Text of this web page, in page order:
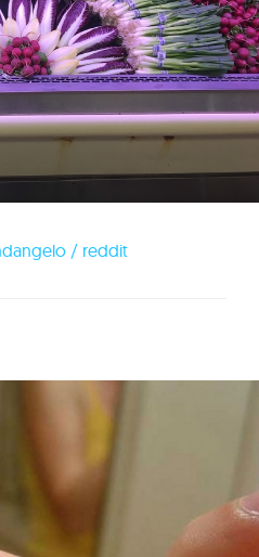
/ reddit